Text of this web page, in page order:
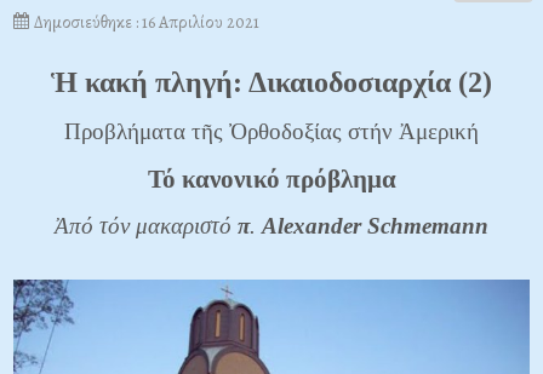
Δημοσιεύθηκε : 16 Απριλίου 2021
Ἡ κακή πληγή: Δικαιοδοσιαρχία (2)
Προβλήματα τῆς Ὀρθοδοξίας στήν Ἀμερική
Τό κανονικό πρόβλημα
Ἀπό τόν μακαριστό π. Alexander Schmemann